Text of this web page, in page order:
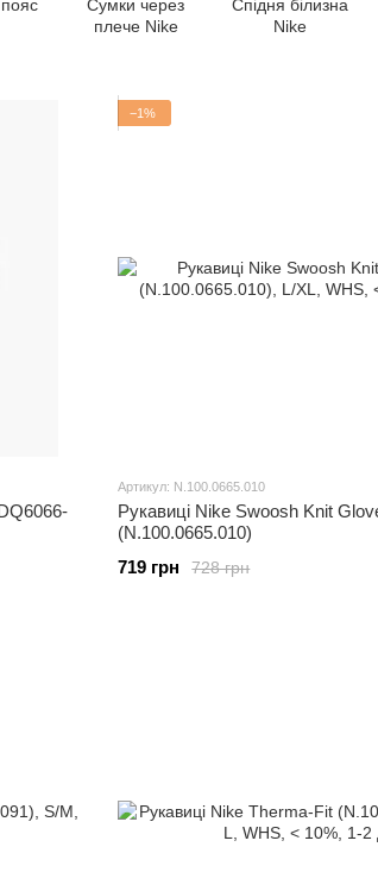
Сумки через
плече Nike
Спідня білизна
Nike
−1%
Артикул: N.100.0665.010
Рукавиці Nike Swoosh Knit
(N.100.0665.010)
728 грн
719 грн